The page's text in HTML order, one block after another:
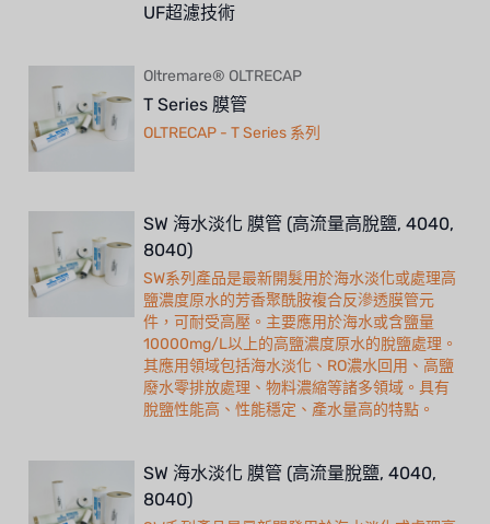
UF超濾技術
Oltremare® OLTRECAP
T Series 膜管
OLTRECAP - T Series 系列
SW 海水淡化 膜管 (高流量高脫鹽, 4040,
8040)
SW系列產品是最新開髮用於海水淡化或處理高
鹽濃度原水的芳香聚酰胺複合反滲透膜管元
件，可耐受高壓。主要應用於海水或含鹽量
10000mg/L以上的高鹽濃度原水的脫鹽處理。
其應用領域包括海水淡化、RO濃水回用、高鹽
廢水零排放處理、物料濃縮等諸多領域。具有
脫鹽性能高、性能穩定、產水量高的特點。
SW 海水淡化 膜管 (高流量脫鹽, 4040,
8040)